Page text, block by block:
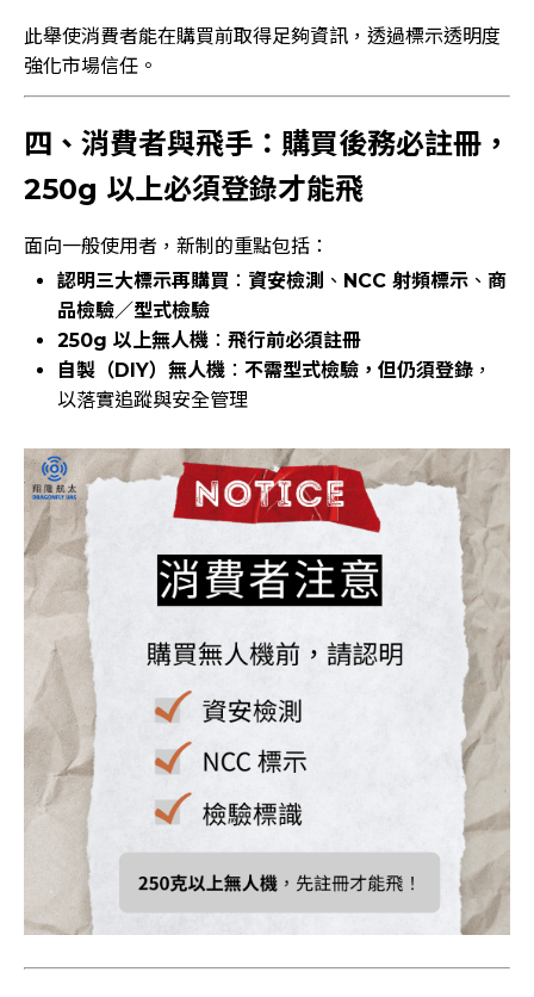
此舉使消費者能在購買前取得足夠資訊，透過標示透明度
強化市場信任。
四、消費者與飛手：購買後務必註冊，
250g 以上必須登錄才能飛
面向一般使用者，新制的重點包括：
認明三大標示再購買 ： 資安檢測 、 NCC 射頻標示 、 商
品檢驗／型式檢驗
250g 以上無人機 ： 飛行前必須註冊
自製（DIY）無人機 ： 不需型式檢驗，但仍須登錄 ，
以落實追蹤與安全管理